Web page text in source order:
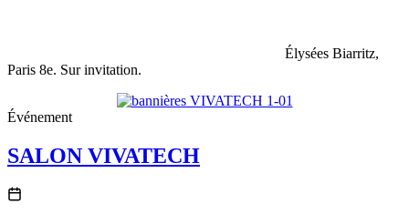
Élysées Biarritz,
Paris 8e. Sur invitation.
Événement
SALON VIVATECH